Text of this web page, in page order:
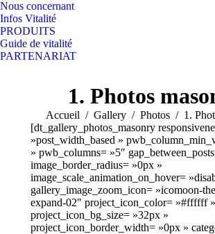
Nous concernant
Infos Vitalité
PRODUITS
Guide de vitalité
PARTENARIAT
window
opens
in
new
window
1. Photos
Vous êtes ici :
Accueil Gallery Photos
1.
[dt_gallery_photos_masonry
»post_width_based »
» pwb_columns= »5″
image_border_radius= »0px »
image_scale_animation_on_hover=
gallery_image_zoom_icon= »icomoon-
expand-02″ project_icon_color= »#ffffff »
project_icon_bg_size= »32px »
project_icon_border_width= »0px »